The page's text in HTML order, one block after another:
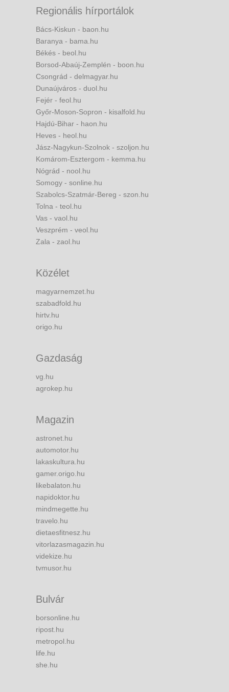
Regionális hírportálok
Bács-Kiskun - baon.hu
Baranya - bama.hu
Békés - beol.hu
Borsod-Abaúj-Zemplén - boon.hu
Csongrád - delmagyar.hu
Dunaújváros - duol.hu
Fejér - feol.hu
Győr-Moson-Sopron - kisalfold.hu
Hajdú-Bihar - haon.hu
Heves - heol.hu
Jász-Nagykun-Szolnok - szoljon.hu
Komárom-Esztergom - kemma.hu
Nógrád - nool.hu
Somogy - sonline.hu
Szabolcs-Szatmár-Bereg - szon.hu
Tolna - teol.hu
Vas - vaol.hu
Veszprém - veol.hu
Zala - zaol.hu
Közélet
magyarnemzet.hu
szabadfold.hu
hirtv.hu
origo.hu
Gazdaság
vg.hu
agrokep.hu
Magazin
astronet.hu
automotor.hu
lakaskultura.hu
gamer.origo.hu
likebalaton.hu
napidoktor.hu
mindmegette.hu
travelo.hu
dietaesfitnesz.hu
vitorlazasmagazin.hu
videkize.hu
tvmusor.hu
Bulvár
borsonline.hu
ripost.hu
metropol.hu
life.hu
she.hu